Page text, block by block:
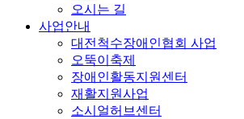
오시는 길
사업안내
대전척수장애인협회 사업
오뚝이축제
장애인활동지원센터
재활지원사업
소시얼허브센터